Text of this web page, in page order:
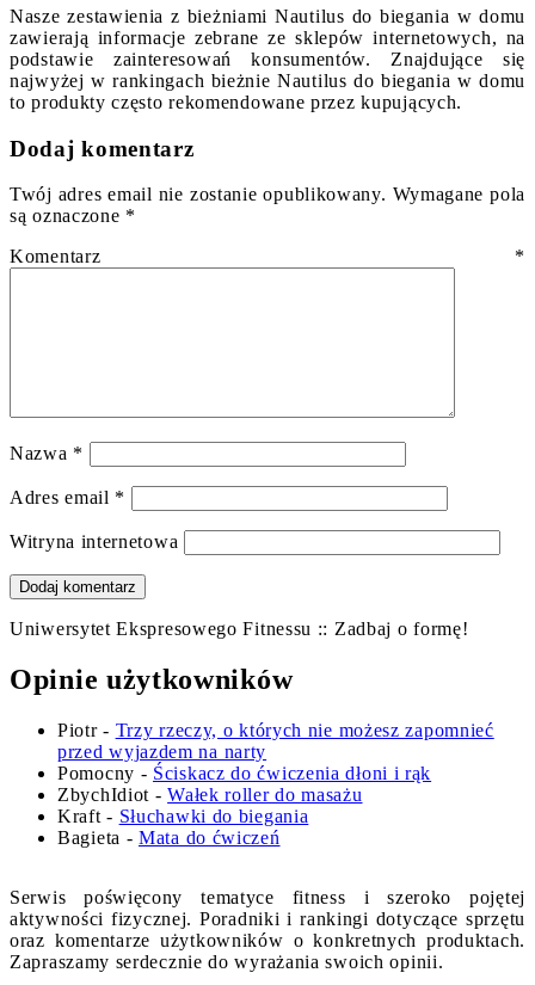
Nasze zestawienia z bieżniami Nautilus do biegania w domu
zawierają informacje zebrane ze sklepów internetowych, na
podstawie zainteresowań konsumentów. Znajdujące się
najwyżej w rankingach bieżnie Nautilus do biegania w domu
to produkty często rekomendowane przez kupujących.
Dodaj komentarz
Twój adres email nie zostanie opublikowany. Wymagane pola
są oznaczone *
Komentarz *
Nazwa *
Adres email *
Witryna internetowa
Uniwersytet Ekspresowego Fitnessu :: Zadbaj o formę!
Opinie użytkowników
Piotr- Trzy rzeczy, o których nie możesz zapomnieć
przed wyjazdem na narty
Pomocny - Ściskacz do ćwiczenia dłoni i rąk
ZbychIdiot -Wałek roller do masażu
Kraft - Słuchawki do biegania
Bagieta -Mata do ćwiczeń
Serwis poświęcony tematyce fitness i szeroko pojętej
aktywności fizycznej. Poradniki i rankingi dotyczące sprzętu
oraz komentarze użytkowników o konkretnych produktach.
Zapraszamy serdecznie do wyrażania swoich opinii.